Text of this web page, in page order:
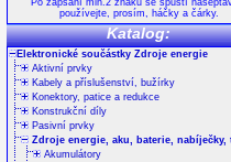
Po zapsání min.2 znaků se spustí
používejte, prosím, háčky a čárky.
Katalog:
Elektronické součástky Zdroje energie
Aktivní prvky
Kabely a příslušenství, bužírky
Konektory, patice a redukce
Konstrukční díly
Pasivní prvky
Zdroje energie, aku, baterie, nabíječky,
Akumulátory